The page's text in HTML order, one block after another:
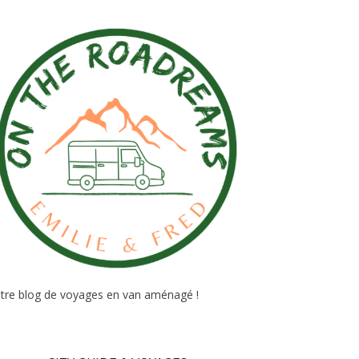
blog de voyages en van aménagé !